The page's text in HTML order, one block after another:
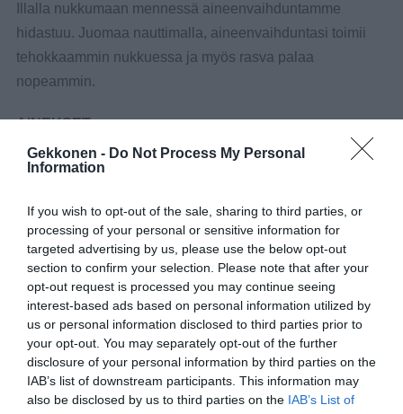
Gekkonen - Do Not Process My Personal
Information
If you wish to opt-out of the sale, sharing to third parties, or
processing of your personal or sensitive information for
targeted advertising by us, please use the below opt-out
section to confirm your selection. Please note that after your
opt-out request is processed you may continue seeing
interest-based ads based on personal information utilized by
us or personal information disclosed to third parties prior to
your opt-out. You may separately opt-out of the further
disclosure of your personal information by third parties on the
IAB’s list of downstream participants. This information may
also be disclosed by us to third parties on the IAB’s List of
Illalla nukkumaan mennessä aineenvaihduntamme
hidastuu. Juomaa nauttimalla, aineenvaihduntasi toimii
tehokkaammin nukkuessa ja myös rasva palaa
nopeammin.
AINEKSET:
1 kurkku
1 sitruunan mehu
1 rkl inkivääriä (raastettu)
1 rkl aloe vera -mehua
1,5 dl vettä